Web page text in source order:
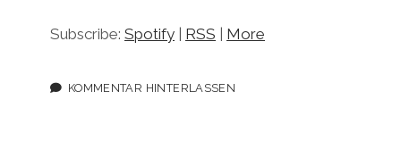
Subscribe: Spotify RSS More
KOMMENTAR HINTERLASSEN